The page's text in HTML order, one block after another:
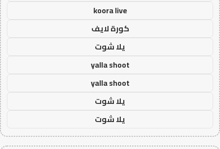
koora live
كورة لايف
يلا شوت
yalla shoot
yalla shoot
يلا شوت
يلا شوت